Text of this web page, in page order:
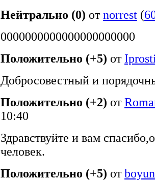
Нейтрально (0) отnorrest (
0000000000000000000000
Положительно (+5) от
Добросовестный и
Положительно (+2) от
10:40
Здравствуйте и вам
человек.
Положительно (+5) отboyun